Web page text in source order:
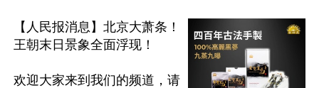
【人民报消息】北京大萧条！
王朝末日景象全面浮现！
欢迎大家来到我们的频道，请